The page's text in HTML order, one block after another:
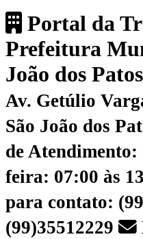
Portal da
Prefeitura
João dos
Av. Getúlio
São João dos
de Atendimento:
feira: 07:00 às
para contato:
(99)35512229